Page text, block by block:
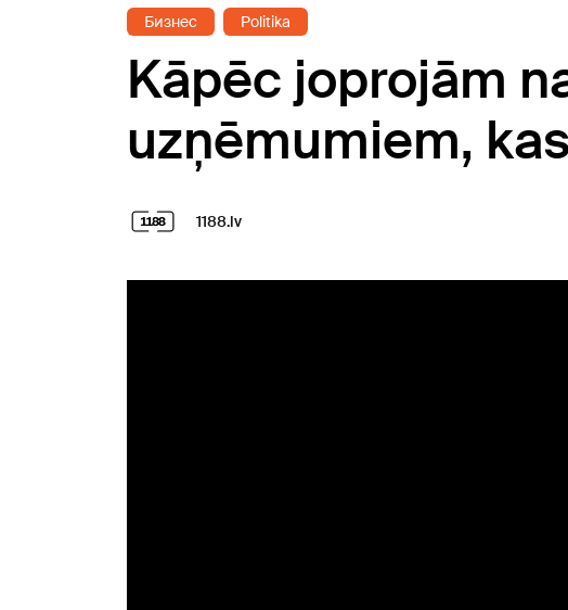
Бизнес Politika
Kāpēc joprojām
uzņēmumiem,
1188.lv